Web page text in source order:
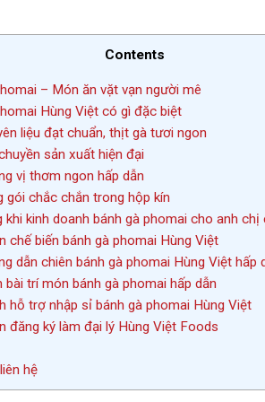
Contents
– Món ăn vặt vạn người mê
Hùng Việt có gì đặc biệt
liệu đạt chuẩn, thịt gà tươi ngon
sản xuất hiện đại
vị thơm ngon hấp dẫn
chắc chắn trong hộp kín
khi kinh doanh bánh gà phomai cho anh chị
chế biến bánh gà phomai Hùng Việt
dẫn chiên bánh gà phomai Hùng Việt hấp
bài trí món bánh gà phomai hấp dẫn
hỗ trợ nhập sỉ bánh gà phomai Hùng Việt
đăng ký làm đại lý Hùng Việt Foods
hệ